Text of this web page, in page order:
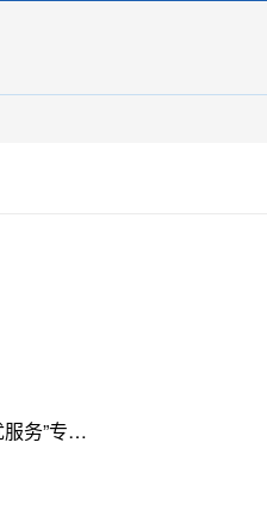
图解：洪江市人民政府关于印发《洪江市开展“走流程、解难题、优服务”专项行动方案》的通知